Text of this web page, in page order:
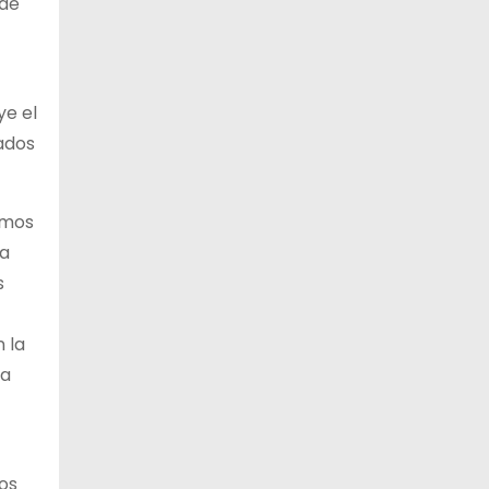
el
la